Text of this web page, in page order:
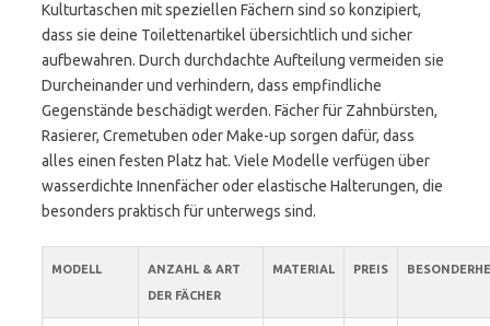
Kulturtaschen mit speziellen Fächern sind so konzipiert,
dass sie deine Toilettenartikel übersichtlich und sicher
aufbewahren. Durch durchdachte Aufteilung vermeiden sie
Durcheinander und verhindern, dass empfindliche
Gegenstände beschädigt werden. Fächer für Zahnbürsten,
Rasierer, Cremetuben oder Make-up sorgen dafür, dass
alles einen festen Platz hat. Viele Modelle verfügen über
wasserdichte Innenfächer oder elastische Halterungen, die
besonders praktisch für unterwegs sind.
MODELL
ANZAHL & ART
DER FÄCHER
MATERIAL PREIS